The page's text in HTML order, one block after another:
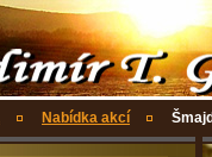
Nabídka akcí